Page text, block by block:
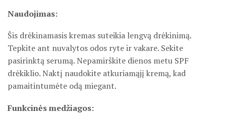
Naudojimas:
Šis drėkinamasis kremas suteikia lengvą drėkinimą.
Tepkite ant nuvalytos odos ryte ir vakare. Sekite
pasirinktą serumą. Nepamirškite dienos metu SPF
drėkiklio. Naktį naudokite atkuriamąjį kremą, kad
pamaitintumėte odą miegant.
Funkcinės medžiagos: